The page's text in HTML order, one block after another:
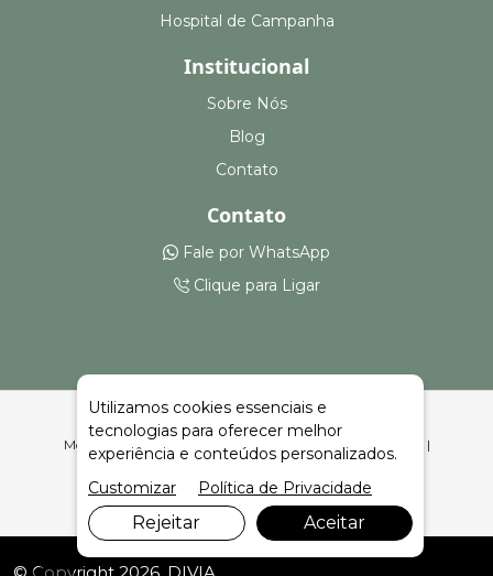
Hospital de Campanha
Institucional
Sobre Nós
Blog
Contato
Contato
Fale por WhatsApp
Clique para Ligar
Montagem e Aluguel de Arquibancadas em Santa Tereza |
Celeiro Feiras e Eventos
Utilizamos cookies essenciais e
tecnologias para oferecer melhor
experiência e conteúdos personalizados.
Customizar
Política de Privacidade
Rejeitar Aceitar